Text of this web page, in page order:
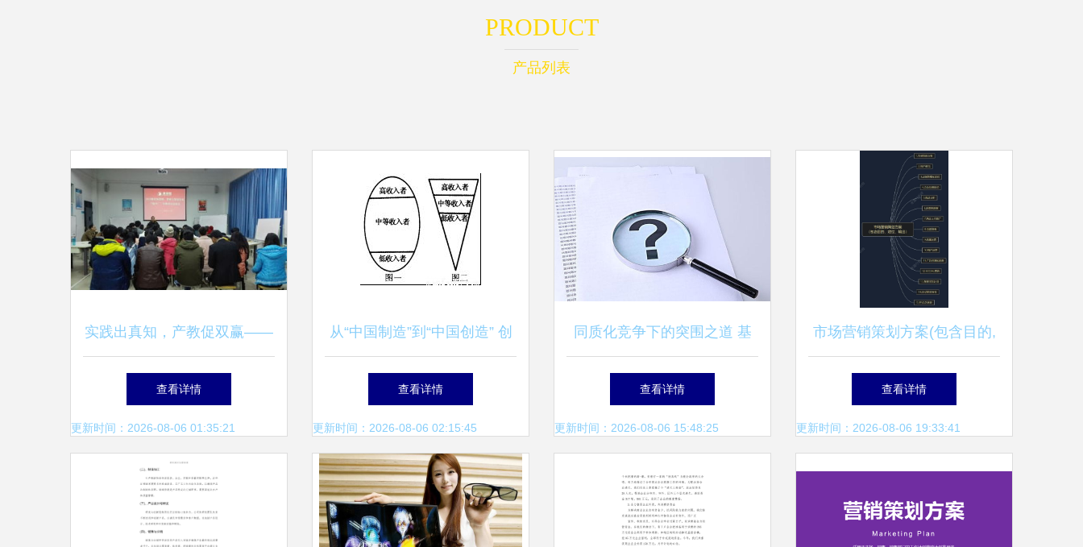
PRODUCT
产品列表
实践出真知，产教促双赢——
商学院召开2013级市场营销与
策划专业“校中厂”学期项目总
结会
查看详情
更新时间：2026-08-06 01:35:21
从“中国制造”到“中国创造” 创
新驱动的转型之路
查看详情
更新时间：2026-08-06 02:15:45
同质化竞争下的突围之道 基
于差异化策略的市场营销策划
查看详情
更新时间：2026-08-06 15:48:25
市场营销策划方案(包含目的,
定位,输出) 1.市场趋势分析 2.
用户研究 3
查看详情
更新时间：2026-08-06 19:33:41